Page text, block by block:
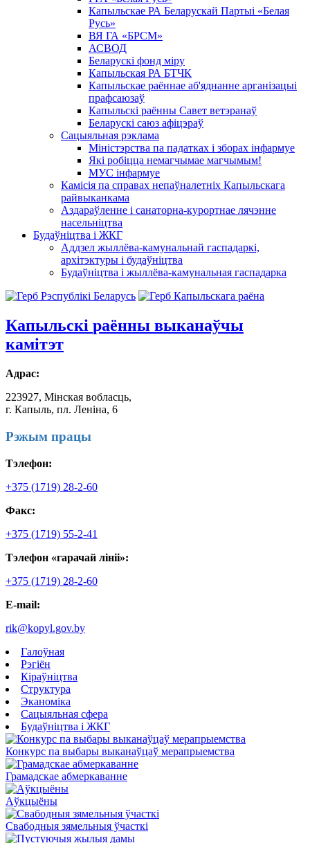
Капыльскае РА Беларускай Партыі «Белая
Русь»
ВЯ ГА «БРСМ»
АСВОД
Беларускі фонд міру
Капыльская РА БТЧК
Капыльскае раённае аб'яднанне арганізацыі
прафсаюзаў
Капыльскі раённы Савет ветэранаў
Беларускі саюз афіцэраў
Сацыяльная рэклама
Міністэрства па падатках і зборах інфармуе
Які робіцца немагчымае магчымым!
МУС інфармуе
Камісія па справах непаўналетніх Капыльскага
райвыканкама
Аздараўленне і санаторна-курортнае лячэнне
насельніцтва
Будаўніцтва і ЖКГ
Аддзел жыллёва-камунальнай гаспадаркі,
архітэктуры і будаўніцтва
Будаўніцтва і жыллёва-камунальная гаспадарка
Капыльскі раённы выканаўчы
камітэт
Адрас:
223927, Мінская вобласць,
г. Капыль, пл. Леніна, 6
Рэжым працы
Тэлефон:
+375 (1719) 28-2-60
Факс:
+375 (1719) 55-2-41
Тэлефон «гарачай лініі»:
+375 (1719) 28-2-60
E-mail:
rik@kopyl.gov.by
Галоўная
Рэгіён
Кіраўніцтва
Структура
Эканоміка
Сацыяльная сфера
Будаўніцтва і ЖКГ
Конкурс па выбары выканаўцаў мерапрыемства
Грамадскае абмеркаванне
Аўкцыёны
Свабодныя зямельныя ўчасткі